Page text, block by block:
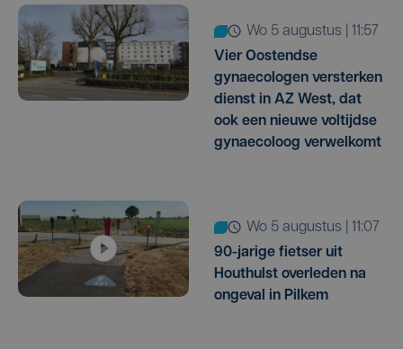
wo 5 augustus | 11:57
Vier Oostendse
gynaecologen versterken
dienst in AZ West, dat
ook een nieuwe voltijdse
gynaecoloog verwelkomt
wo 5 augustus | 11:07
90-jarige fietser uit
Houthulst overleden na
ongeval in Pilkem